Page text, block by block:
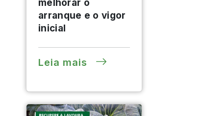
melhorar o
arranque e o vigor
inicial
Leia mais